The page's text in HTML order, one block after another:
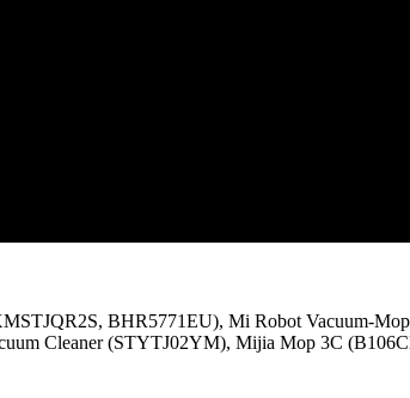
BHR5771EU), Mi Robot Vacuum-
Cleaner (STYTJ02YM), Mijia Mop 3C